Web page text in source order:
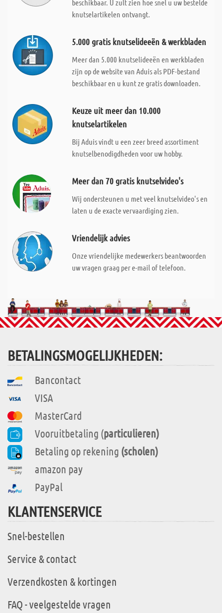
beschikbaar. U zult zien hoe snel u uw bestelde
knutselartikelen ontvangt.
5.000 gratis knutselideeën & werkbladen
Meer dan 5.000 knutselideeën en werkbladen
zijn op de website van Aduis als PDF-bestand
beschikbaar en u kunt ze gratis downloaden.
Keuze uit meer dan 10.000
knutselartikelen
Bij Aduis vindt u een zeer breed assortiment
knutselbenodigdheden voor uw hobby.
Meer dan 70 gratis knutselvideo's
Wij ondersteunen u met veel knutselvideo's en
laten u de exacte vervaardiging zien.
Vriendelijk advies
Onze vriendelijke medewerkers beantwoorden
uw vragen graag per e-mail of telefoon.
BETALINGSMOGELIJKHEDEN:
Bancontact
VISA
MasterCard
Vooruitbetaling (particulieren)
Betaling op rekening (scholen)
amazon pay
PayPal
KLANTENSERVICE
Snel-bestellen
Service & contact
Verzendkosten & kortingen
FAQ - veelgestelde vragen